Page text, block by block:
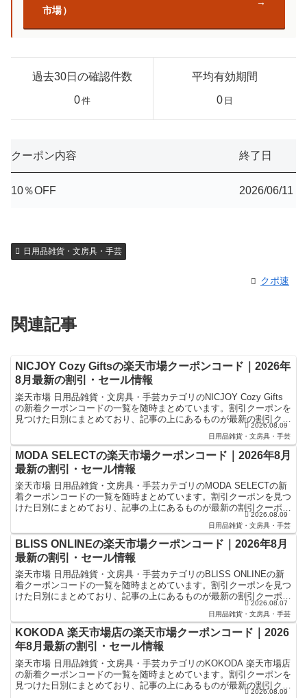
市場）
過去30日の確認件数
0件
平均有効期間
0 日
クーポン内容 終了日
10％OFF 2026/06/11
日用品雑貨・文房具・手芸
クポ速
関連記事
NICJOY Cozy Giftsの楽天市場クーポンコード｜2026年
8月最新の割引・セール情報
楽天市場 日用品雑貨・文房具・手芸カテゴリのNICJOY Cozy Gifts
の新着クーポンコードの一覧を随時まとめています。割引クーポンを
見つけた日別にまとめており、記事の上にあるものが最新の割引クー
2026.08.09
日用品雑貨・文房具・手芸
MODA SELECTの楽天市場クーポンコード｜2026年8月
最新の割引・セール情報
楽天市場 日用品雑貨・文房具・手芸カテゴリのMODA SELECTの新
着クーポンコードの一覧を随時まとめています。割引クーポンを見つ
けた日別にまとめており、記事の上にあるものが最新の割引クーポン
2026.08.09
日用品雑貨・文房具・手芸
BLISS ONLINEの楽天市場クーポンコード｜2026年8月
最新の割引・セール情報
楽天市場 日用品雑貨・文房具・手芸カテゴリのBLISS ONLINEの新
着クーポンコードの一覧を随時まとめています。割引クーポンを見つ
けた日別にまとめており、記事の上にあるものが最新の割引クーポン
2026.08.07
日用品雑貨・文房具・手芸
KOKODA 楽天市場店の楽天市場クーポンコード｜2026
年8月最新の割引・セール情報
楽天市場 日用品雑貨・文房具・手芸カテゴリのKOKODA 楽天市場店
の新着クーポンコードの一覧を随時まとめています。割引クーポンを
見つけた日別にまとめており、記事の上にあるものが最新の割引クー
2026.08.09